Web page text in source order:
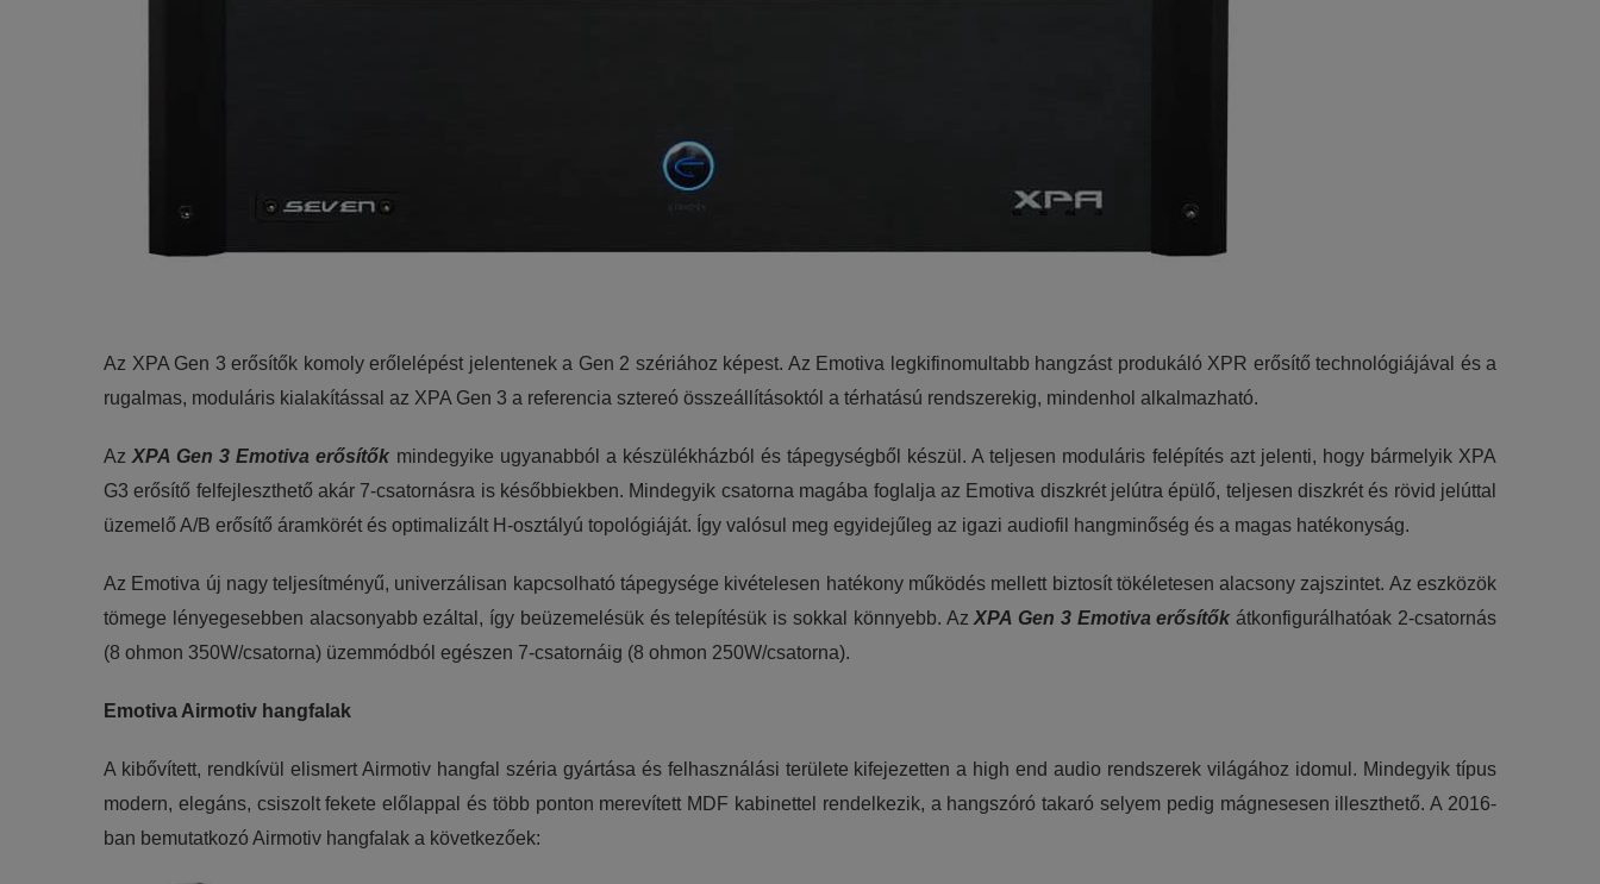
Az XPA Gen 3 erősítők komoly erőlelépést jelentenek a Gen 2 szériához képest. Az Emotiva legkifinomultabb hangzást produkáló XPR erősítő technológiájával és a
rugalmas, moduláris kialakítással az XPA Gen 3 a referencia sztereó összeállításoktól a térhatású rendszerekig, mindenhol alkalmazható.
AzXPA Gen 3 Emotiva erősítők mindegyike ugyanabból a készülékházból és tápegységből készül. A teljesen moduláris felépítés azt jelenti, hogy bármelyik XPA
G3 erősítő felfejleszthető akár 7-csatornásra is későbbiekben. Mindegyik csatorna magába foglalja az Emotiva diszkrét jelútra épülő, teljesen diszkrét és rövid jelúttal
üzemelő A/B erősítő áramkörét és optimalizált H-osztályú topológiáját. Így valósul meg egyidejűleg az igazi audiofil hangminőség és a magas hatékonyság.
Az Emotiva új nagy teljesítményű, univerzálisan kapcsolható tápegysége kivételesen hatékony működés mellett biztosít tökéletesen alacsony zajszintet. Az eszközök
tömege lényegesebben alacsonyabb ezáltal, így beüzemelésük és telepítésük is sokkal könnyebb. AzXPA Gen 3 Emotiva erősítők átkonfigurálhatóak 2-csatornás
(8 ohmon 350W/csatorna) üzemmódból egészen 7-csatornáig (8 ohmon 250W/csatorna).
Emotiva Airmotiv hangfalak
A kibővített, rendkívül elismert Airmotiv hangfal széria gyártása és felhasználási területe kifejezetten a high end audio rendszerek világához idomul. Mindegyik típus
modern, elegáns, csiszolt fekete előlappal és több ponton merevített MDF kabinettel rendelkezik, a hangszóró takaró selyem pedig mágnesesen illeszthető. A 2016-
ban bemutatkozó Airmotiv hangfalak a következőek: